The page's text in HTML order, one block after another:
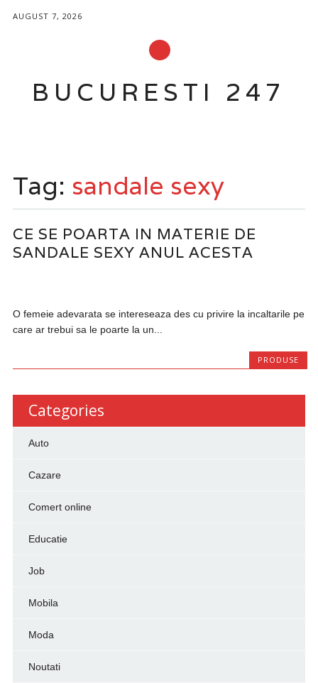
AUGUST 7, 2026
BUCURESTI 247
content
Tag: sandale sexy
CE SE POARTA IN MATERIE DE
SANDALE SEXY ANUL ACESTA
O femeie adevarata se intereseaza des cu privire la incaltarile pe
care ar trebui sa le poarte la un...
PRODUSE
Categories
Auto
Cazare
Comert online
Educatie
Job
Mobila
Moda
Noutati